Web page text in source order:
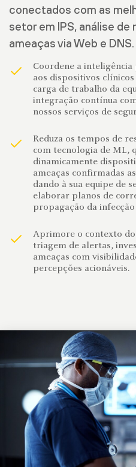
conectados com as
setor em IPS, análise
ameaças via Web e DNS.
Coordene a inteligência
aos dispositivos
carga de trabalho da
integração contínua
nossos serviços de
Reduza os tempos de
com tecnologia de ML,
dinamicamente
ameaças confirmadas
dando à sua equipe de
elaborar planos de
propagação da
Aprimore o contexto do
triagem de alertas,
ameaças com
percepções acionáveis.